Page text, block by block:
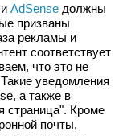
AdSense должны
призваны
рекламы и
соответствует
что это не
уведомления
а также в
страница". Кроме
почты,